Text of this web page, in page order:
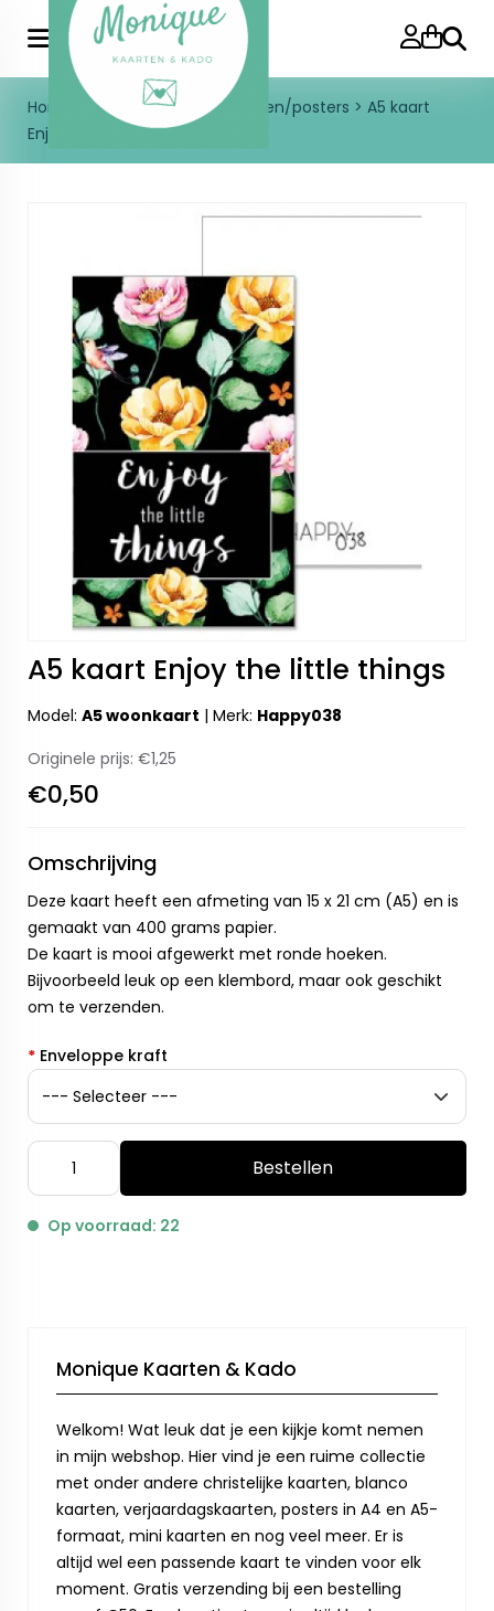
Home Enkele kaart A5 kaarten/posters > A5 kaart
Enjoy the little things
A5 kaart Enjoy the little things
Model: A5 woonkaart | Merk: Happy038
Originele prijs: €1,25
€0,50
Omschrijving
Deze kaart heeft een afmeting van 15 x 21 cm (A5) en is
gemaakt van 400 grams papier.
De kaart is mooi afgewerkt met ronde hoeken.
Bijvoorbeeld leuk op een klembord, maar ook geschikt
om te verzenden.
* Enveloppe kraft
Bestellen
Op voorraad: 22
Monique Kaarten & Kado
Welkom! Wat leuk dat je een kijkje komt nemen
in mijn webshop. Hier vind je een ruime collectie
met onder andere christelijke kaarten, blanco
kaarten, verjaardagskaarten, posters in A4 en A5-
formaat, mini kaarten en nog veel meer. Er is
altijd wel een passende kaart te vinden voor elk
moment. Gratis verzending bij een bestelling